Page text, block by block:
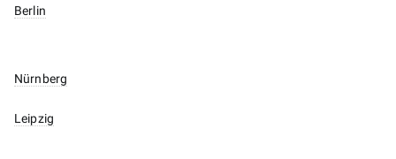
Berlin
Nürnberg
Leipzig